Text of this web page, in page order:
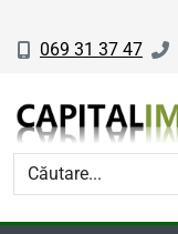
069 31 37 47